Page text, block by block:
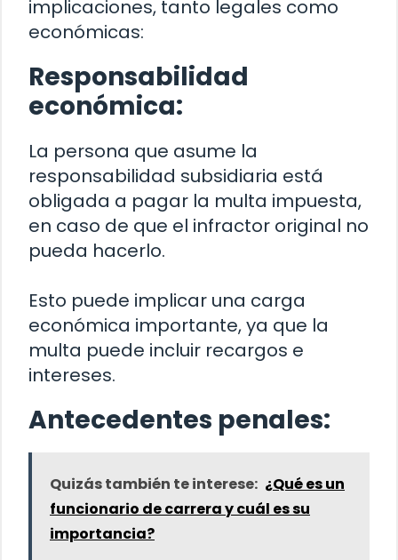
implicaciones, tanto legales como
económicas:
Responsabilidad
económica:
La persona que asume la
responsabilidad subsidiaria está
obligada a pagar la multa impuesta,
en caso de que el infractor original no
pueda hacerlo.
Esto puede implicar una carga
económica importante, ya que la
multa puede incluir recargos e
intereses.
Antecedentes penales:
Quizás también te interese: ¿Qué es un
funcionario de carrera y cuál es su
importancia?